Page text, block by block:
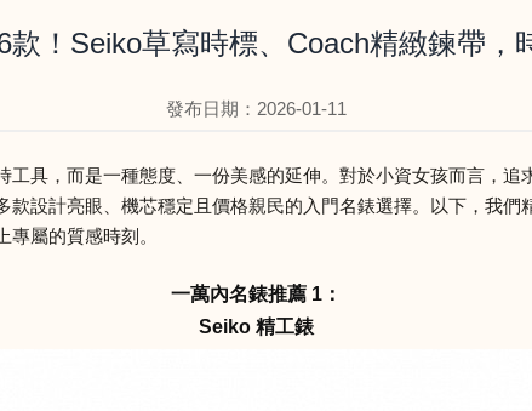
款！Seiko草寫時標、Coach精緻鍊帶，
發布日期：2026-01-11
具，而是一種態度、一份美感的延伸。對於小資女孩而言，
設計亮眼、機芯穩定且價格親民的入門名錶選擇。以下，我
屬的質感時刻。
一萬內名錶推薦 1：
Seiko 精工錶